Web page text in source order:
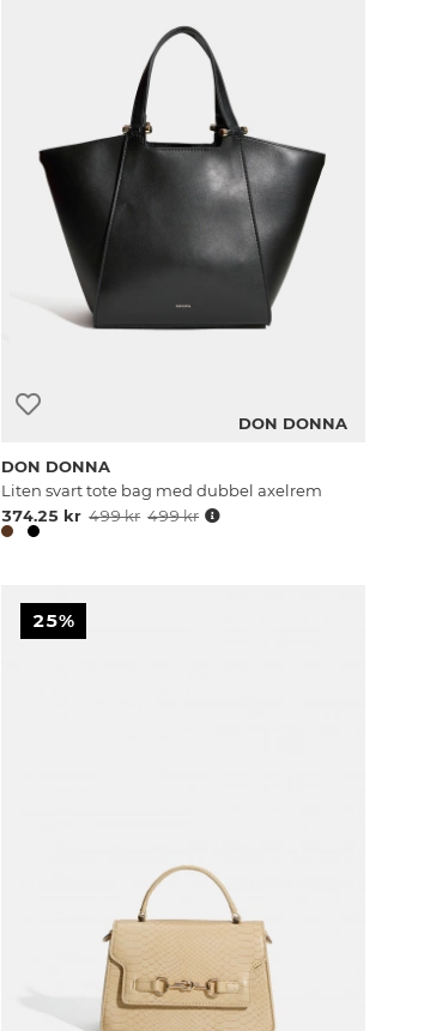
DON DONNA
DON DONNA
Liten svart tote bag med dubbel axelrem
374.25 kr 499 kr 499 kr
25%